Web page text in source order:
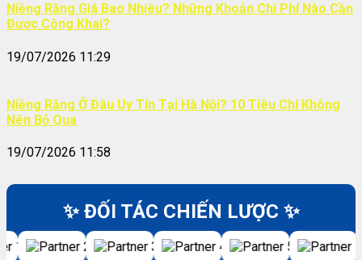
Niềng Răng Giá Bao Nhiêu? Những Khoản Chi Phí Nào Cần
Được Công Khai?
19/07/2026 11:29
Niềng Răng Ở Đâu Uy Tín Tại Hà Nội? 10 Tiêu Chí Không
Nên Bỏ Qua
19/07/2026 11:58
✨ ĐỐI TÁC CHIẾN LƯỢC ✨